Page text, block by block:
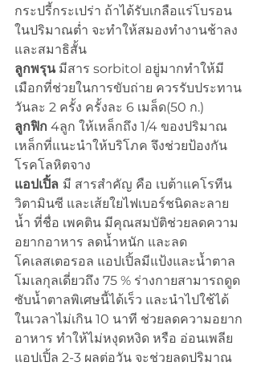
กระปรี้กระเปร่า ถ้าได้รับเกลือแร่โบรอน
ในปริมาณต่ำ จะทำให้สมองทำงานช้าลง
และสมาธิสั้น
ลูกพรุน มีสาร sorbitol อยู่มากทำให้มี
เมือกที่ช่วยในการขับถ่าย ควรรับประทาน
วันละ 2 ครั้ง ครั้งละ 6 เมล็ด(50 ก.)
ลูกฟิก 4ลูก ให้เหล็กถึง 1/4 ของปริมาณ
เหล็กที่แนะนำให้บริโภค จึงช่วยป้องกัน
โรคโลหิตจาง
แอปเปิ้ล มี สารสำคัญ คือ เบต้าแคโรทีน
วิตามินซี และเส้ยใยไฟเบอร์ชนิดละลาย
น้ำ ที่ชื่อ เพคติน มีคุณสมบัติช่วยลดความ
อยากอาหาร ลดน้ำหนัก และลด
โคเลสเตอรอล แอปเปิ้ลมีแป้งและน้ำตาล
โมเลกุลเดี่ยวถึง 75 % ร่างกายสามารถดูด
ซับน้ำตาลพิเศษนี้ได้เร็ว และนำไปใช้ได้
ในเวลาไม่เกิน 10 นาที ช่วยลดความอยาก
อาหาร ทำให้ไม่หงุดหงิด หรือ อ่อนเพลีย
แอปเปิ้ล 2-3 ผลต่อวัน จะช่วยลดปริมาณ